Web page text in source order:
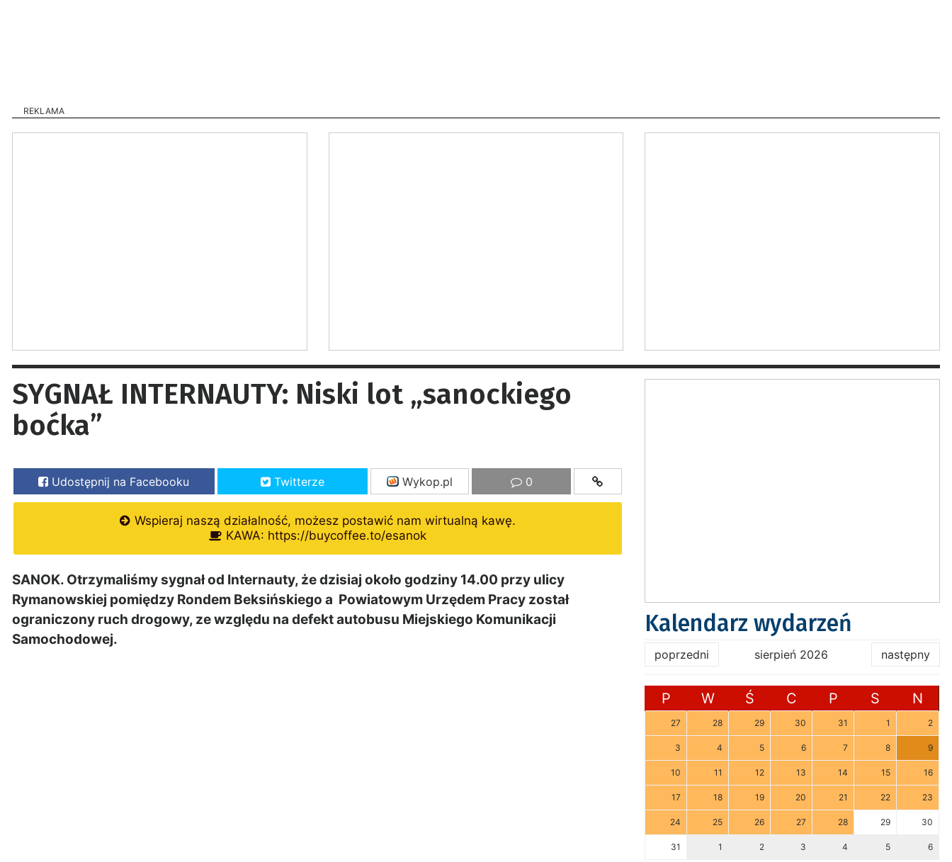
REKLAMA
SYGNAŁ INTERNAUTY: Niski lot „sanockiego
boćka”
Udostępnij na Facebooku Twitterze Wykop.pl 0
Wspieraj naszą działalność, możesz postawić nam wirtualną kawę.
KAWA: https://buycoffee.to/esanok
SANOK. Otrzymaliśmy sygnał od Internauty, że dzisiaj około godziny 14.00 przy ulicy
Rymanowskiej pomiędzy Rondem Beksińskiego a Powiatowym Urzędem Pracy został
ograniczony ruch drogowy, ze względu na defekt autobusu Miejskiego Komunikacji
Samochodowej.
Kalendarz wydarzeń
poprzedni sierpień 2026 następny
P W Ś C P S N
27 28 29 30 31 1 2
3 4 5 6 7 8 9
10 11 12 13 14 15 16
17 18 19 20 21 22 23
24 25 26 27 28 29 30
31 1 2 3 4 5 6